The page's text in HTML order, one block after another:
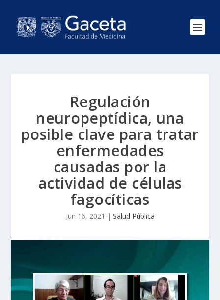
Regulación
neuropeptídica, una
posible clave para tratar
enfermedades
causadas por la
actividad de células
fagocíticas
Jun 16, 2021 | Salud Pública